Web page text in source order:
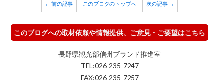
← 前の記事 このブログのトップへ 次の記事 →
このブログへの取材依頼や情報提供、ご意見・ご要望はこちら
長野県観光部信州ブランド推進室
TEL:026-235-7247
FAX:026-235-7257